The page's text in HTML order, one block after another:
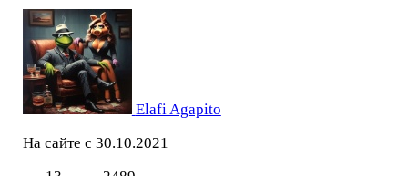
Elafi Agapito
На сайте с 30.10.2021